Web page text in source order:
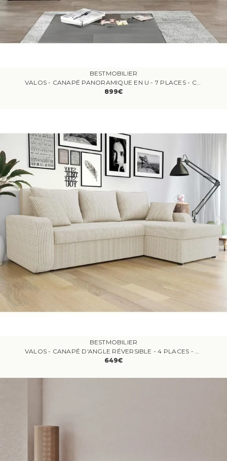
BESTMOBILIER
VALOS - CANAPÉ PANORAMIQUE EN U - 7 PLACES - CONVERTIBLE AVEC COFFRE - EN VELOURS
899€
BESTMOBILIER
649€